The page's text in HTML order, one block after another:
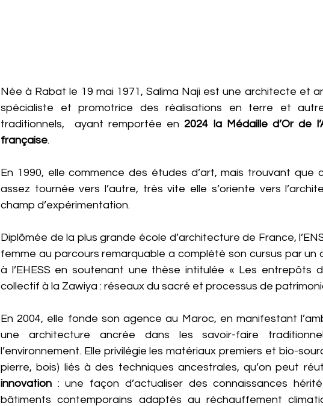
Née à Rabat le 19 mai 1971, Salima Naji est une architecte et
spécialiste et promotrice des réalisations en terre et
traditionnels,  ayant remportée en 2024 la Médaille d’Or de
française.
En 1990, elle commence des études d’art, mais trouvant que
assez tournée vers l’autre, très vite elle s’oriente vers
champ d’expérimentation.
Diplômée de la plus grande école d’architecture de France,
femme au parcours remarquable a complété son cursus par un
à l’EHESS en soutenant une thèse intitulée « Les entrepôts
collectif à la Zawiya : réseaux du sacré et processus de
En 2004, elle fonde son agence au Maroc, en manifestant
une architecture ancrée dans les savoir-faire
l’environnement. Elle privilégie les matériaux premiers et bio-
pierre, bois) liés à des techniques ancestrales, qu’on peut
innovation : une façon d’actualiser des connaissances
bâtiments contemporains adaptés au réchauffement